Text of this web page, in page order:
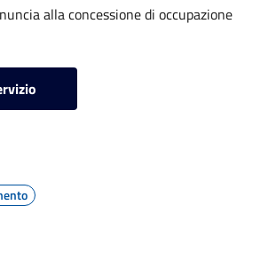
alla concessione di occupazione